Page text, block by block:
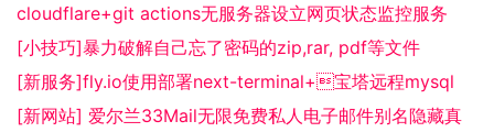
cloudflare+git actions无服务器设立网页状态监控服务
[小技巧]暴力破解自己忘了密码的zip,rar, pdf等文件
[新服务]fly.io使用部署next-terminal+宝塔远程mysql
[新网站] 爱尔兰33Mail无限免费私人电子邮件别名隐藏真